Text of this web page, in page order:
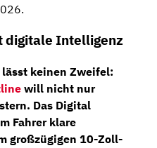
digitale Intelligenz
keinen Zweifel:
will nicht nur
Das Digital
Fahrer klare
großzügigen 10-Zoll-